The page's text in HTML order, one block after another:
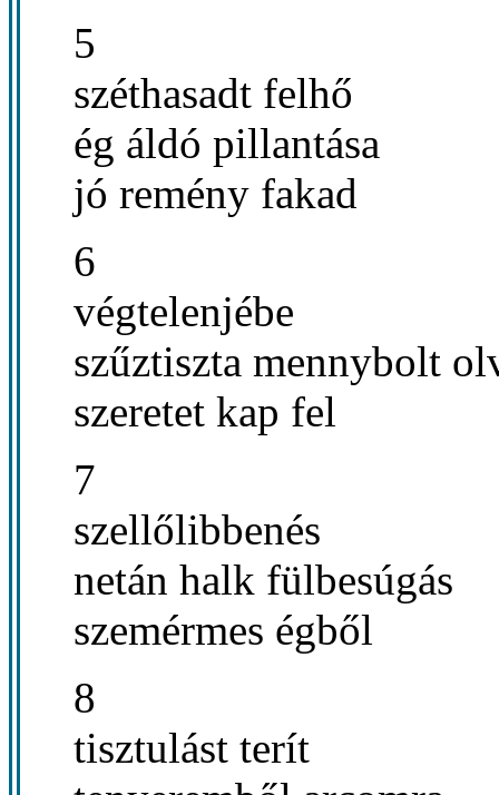
5
széthasadt felhő
ég áldó pillantása
jó remény fakad
6
végtelenjébe
szűztiszta mennybolt
szeretet kap fel
7
szellőlibbenés
netán halk fülbesúgás
szemérmes égből
8
tisztulást terít